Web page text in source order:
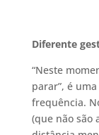
Diferente
“Neste
parar”, é
frequência.
(que não são